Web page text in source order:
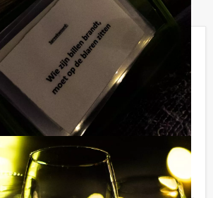
met:
Van Holland Quiz Urk
€ 27,50 p.p. excl. BTW
12 personen ‐ 2 uur
Holland Quiz van Holland Tour
uw kennis over de Nederlandse
geschiedenis even op de proef